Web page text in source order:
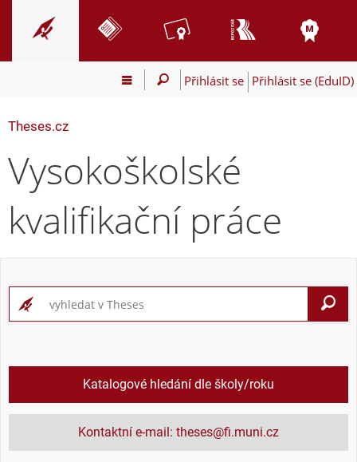
Přihlásit se Přihlásit se (EduID)
Theses.cz
Vysokoškolské
kvalifikační práce
Katalogové hledání dle školy/roku
Kontaktní e-mail: theses@fi.muni.cz